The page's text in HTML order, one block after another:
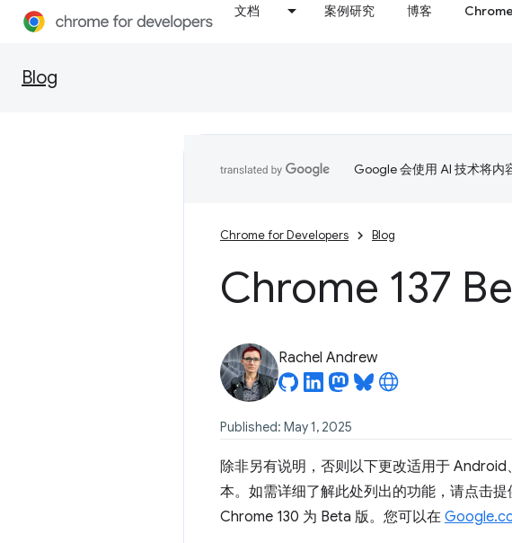
文档 案例研究 博客
Blog
Google 会使用 AI 技术将内
Chrome for Developers Blog
Chrome 137
Rachel Andrew
Published: May 1, 2025
除非另有说明，否则以下更改适用于
本。如需详细了解此处列出的功能，请点击
Chrome 130 为 Beta 版。您可以在